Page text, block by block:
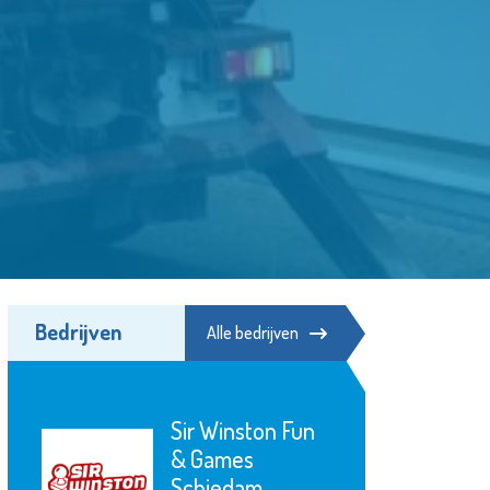
Bedrijven Alle bedrijven
Poppodium De
Kroepoekfabriek